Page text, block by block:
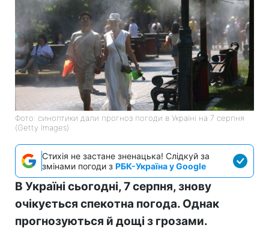
Фото: синоптики дали прогноз погоди в Україні на 7 серпня
(Getty Images)
Стихія не застане зненацька! Слідкуй за
змінами погоди з РБК-Україна у Google
В Україні сьогодні, 7 серпня, знову
очікується спекотна погода. Однак
прогнозуються й дощі з грозами.